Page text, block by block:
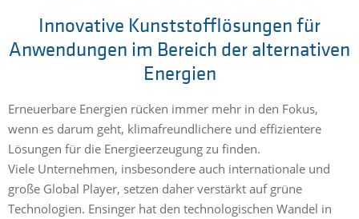
Innovative Kunststofflösungen für
Anwendungen im Bereich der alternativen
Energien
Erneuerbare Energien rücken immer mehr in den Fokus,
wenn es darum geht, klimafreundlichere und effizientere
Lösungen für die Energieerzeugung zu finden.
Viele Unternehmen, insbesondere auch internationale und
große Global Player, setzen daher verstärkt auf grüne
Technologien. Ensinger hat den technologischen Wandel in